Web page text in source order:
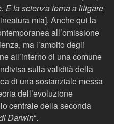
E la scienza torna a litigare
mia]. Anche qui la
all’omissione
ma l’ambito degli
all’interno di una comune
sulla validità della
di una sostanziale messa
dell’evoluzione
centrale della seconda
Darwin“.